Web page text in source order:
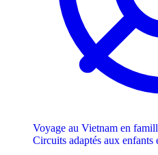
Voyage au Vietnam en
Circuits adaptés aux enfants